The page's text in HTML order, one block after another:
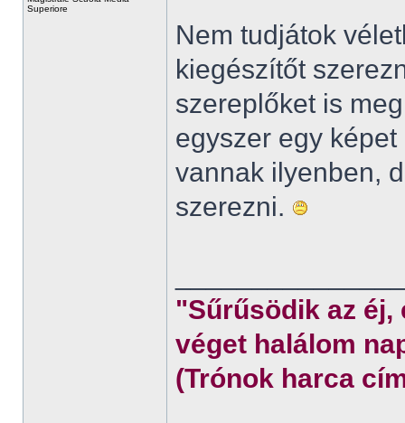
Superiore
Nem tudjátok
kiegészítőt
szereplőket is
egyszer egy
vannak ilyenben,
szerezni.
"Sűrűsödik az éj,
véget halálom
(Trónok harca